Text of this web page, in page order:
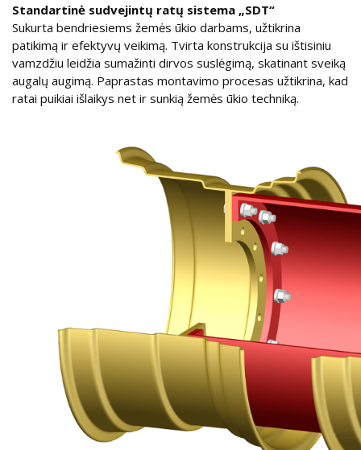
Standartinė sudvejintų ratų sistema „SDT“
Sukurta bendriesiems žemės ūkio darbams, užtikrina
patikimą ir efektyvų veikimą. Tvirta konstrukcija su ištisiniu
vamzdžiu leidžia sumažinti dirvos suslėgimą, skatinant sveiką
augalų augimą. Paprastas montavimo procesas užtikrina, kad
ratai puikiai išlaikys net ir sunkią žemės ūkio techniką.